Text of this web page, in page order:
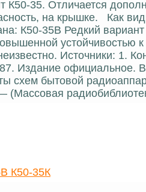
К50-35. Отличается
на крышке. Как
К50-35В Редкий
устойчивостью
Источники: 1.
Издание официальное.
схем бытовой
(Массовая
К50-35К